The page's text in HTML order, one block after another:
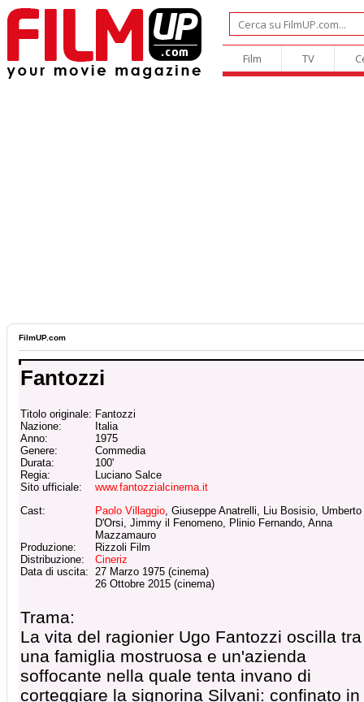
Film TV
FilmUP.com
Fantozzi
Titolo originale: Fantozzi
Nazione:
Italia
Anno:
1975
Genere:
Commedia
Durata:
100'
Regia:
Luciano Salce
Sito ufficiale:
www.fantozzialcinema.it
Cast:
Paolo Villaggio, Giuseppe Anatrelli, Liu Bosisio, Umberto
D'Orsi, Jimmy il Fenomeno, Plinio Fernando, Anna
Mazzamauro
Produzione:
Rizzoli Film
Distribuzione:
Cineriz
Data di uscita: 27 Marzo 1975 (cinema)
26 Ottobre 2015 (cinema)
Trama:
La vita del ragionier Ugo Fantozzi oscilla tra
una famiglia mostruosa e un'azienda
soffocante nella quale tenta invano di
corteggiare la signorina Silvani: confinato in